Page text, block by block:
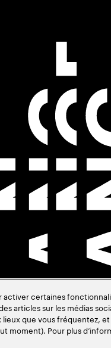
certaines
articles sur les médias
que vous fréquentez, et
moment). Pour plus